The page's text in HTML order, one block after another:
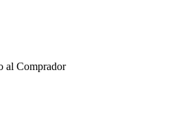
al Comprador